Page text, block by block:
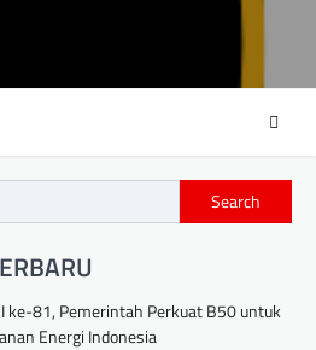
Search
ke-81, Pemerintah Perkuat B50 untuk
Energi Indonesia